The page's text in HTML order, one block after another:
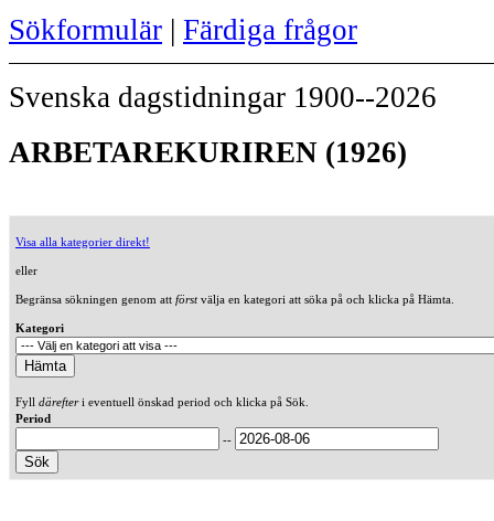
Sökformulär | Färdiga frågor
Svenska dagstidningar 1900--2026
ARBETAREKURIREN (1926)
Visa alla kategorier direkt!
eller
Begränsa sökningen genom att förstvälja en kategori att söka på och klicka på Hämta.
Kategori
Fyll därefteri eventuell önskad period och klicka på Sök.
Period
--